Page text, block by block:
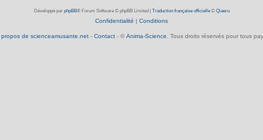
Développé par phpBB® Forum Software © phpBB Limited Traduction française officielle© Qiaeru
Confidentialité Conditions
de scienceamusante.net- Contact- © Anima-Science. Tous droits réservés pour tous